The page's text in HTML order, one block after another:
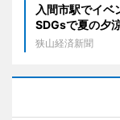
入間市駅でイ
SDGsで夏の夕
狭山経済新聞